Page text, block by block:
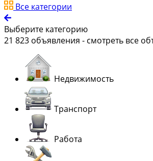
Все категории
Выберите категорию
21 823 объявления - смотреть все
Недвижимость
Транспорт
Работа